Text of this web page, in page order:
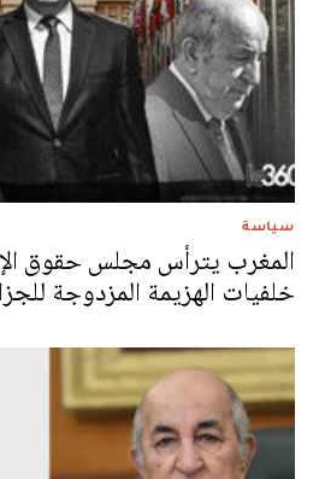
سياسة
المغرب يترأس مجلس حقوق
خلفيات الهزيمة المزدوجة